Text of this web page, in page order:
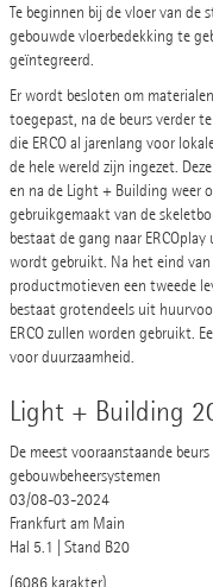
Te beginnen bij de vloer van de
gebouwde vloerbedekking te
geïntegreerd.
Er wordt besloten om
toegepast, na de beurs verder
die ERCO al jarenlang voor
de hele wereld zijn ingezet.
en na de Light + Building weer
gebruikgemaakt van de
bestaat de gang naar
wordt gebruikt. Na het eind
productmotieven een tweede
bestaat grotendeels uit
ERCO zullen worden gebruikt.
voor duurzaamheid.
Light + Building
De meest vooraanstaande
gebouwbeheersystemen
03/08-03-2024
Frankfurt am Main
Hal 5.1 | Stand B20
(6086 karakter)